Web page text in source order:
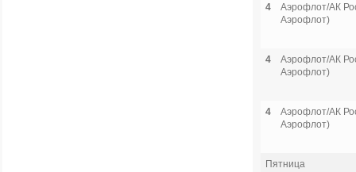
4
Аэрофлот/АК
Аэрофлот)
4
Аэрофлот/АК
Аэрофлот)
4
Аэрофлот/АК
Аэрофлот)
Пятница